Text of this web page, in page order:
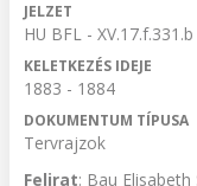
JELZET
HU BFL -
KELETKEZÉS IDEJE
1883 - 1884
DOKUMENTUM TÍPUSA
Tervrajzok
Felirat: Bau